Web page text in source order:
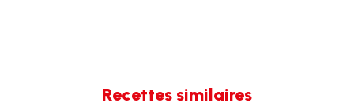
Recettes similaires